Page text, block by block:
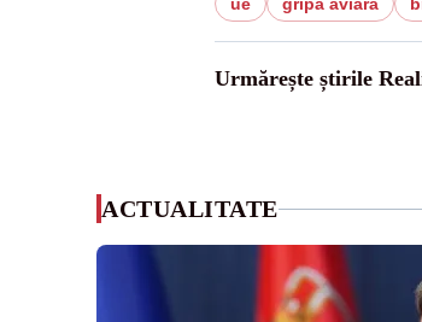
Urmărește știrile
ACTUALITATE